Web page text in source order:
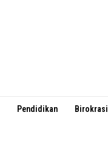
Pendidikan Birokrasi